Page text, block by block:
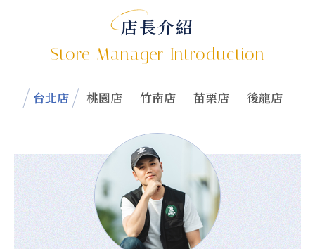
店長介紹
Store Manager Introduction
台北店 桃園店 竹南店 苗栗店 後龍店